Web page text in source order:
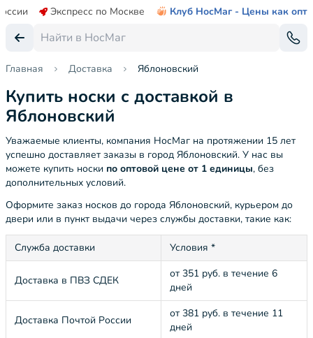
Экспресс по Москве Клуб НосМаг - Цены как опт
Главная Доставка Яблоновский
Купить носки с доставкой в
Яблоновский
Уважаемые клиенты, компания НосМаг на протяжении 15 лет
успешно доставляет заказы в город Яблоновский. У нас вы
можете купить носки по оптовой цене от 1 единицы, без
дополнительных условий.
Оформите заказ носков до города Яблоновский, курьером до
двери или в пункт выдачи через службы доставки, такие как:
Служба доставки Условия *
Доставка в ПВЗ СДЕК
от 351 руб. в течение 6
дней
Доставка Почтой России
от 381 руб. в течение 11
дней